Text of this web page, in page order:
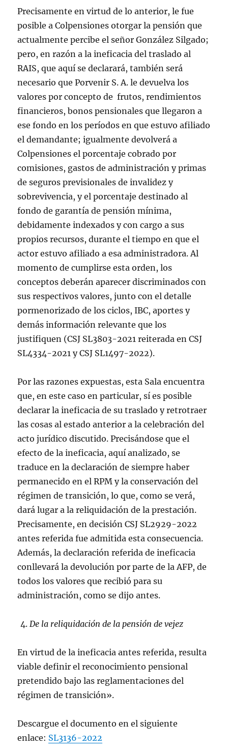
Precisamente en virtud de lo anterior, le fue
posible a Colpensiones otorgar la pensión que
actualmente percibe el señor González Silgado;
pero, en razón a la ineficacia del traslado al
RAIS, que aquí se declarará, también será
necesario que Porvenir S. A. le devuelva los
valores por concepto de frutos, rendimientos
financieros, bonos pensionales que llegaron a
ese fondo en los períodos en que estuvo afiliado
el demandante; igualmente devolverá a
Colpensiones el porcentaje cobrado por
comisiones, gastos de administración y primas
de seguros previsionales de invalidez y
sobrevivencia, y el porcentaje destinado al
fondo de garantía de pensión mínima,
debidamente indexados y con cargo a sus
propios recursos, durante el tiempo en que el
actor estuvo afiliado a esa administradora. Al
momento de cumplirse esta orden, los
conceptos deberán aparecer discriminados con
sus respectivos valores, junto con el detalle
pormenorizado de los ciclos, IBC, aportes y
demás información relevante que los
justifiquen (CSJ SL3803-2021 reiterada en CSJ
SL4334-2021 y CSJ SL1497-2022).
Por las razones expuestas, esta Sala encuentra
que, en este caso en particular, sí es posible
declarar la ineficacia de su traslado y retrotraer
las cosas al estado anterior a la celebración del
acto jurídico discutido. Precisándose que el
efecto de la ineficacia, aquí analizado, se
traduce en la declaración de siempre haber
permanecido en el RPM y la conservación del
régimen de transición, lo que, como se verá,
dará lugar a la reliquidación de la prestación.
Precisamente, en decisión CSJ SL2929-2022
antes referida fue admitida esta consecuencia.
Además, la declaración referida de ineficacia
conllevará la devolución por parte de la AFP, de
todos los valores que recibió para su
administración, como se dijo antes.
De la reliquidación de la pensión de vejez
En virtud de la ineficacia antes referida, resulta
viable definir el reconocimiento pensional
pretendido bajo las reglamentaciones del
régimen de transición».
Descargue el documento en el siguiente
enlace: SL3136-2022